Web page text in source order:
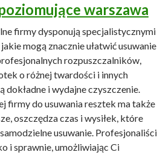
warszawa
firmy dysponują specjalistycznymi
mogą znacznie ułatwić usuwanie
rozpuszczalników,
o różnej twardości i innych
dokładne i wydajne czyszczenie.
firmy do usuwania resztek ma także
oszczędza czas i wysiłek, które
usuwanie. Profesjonaliści
i sprawnie, umożliwiając Ci